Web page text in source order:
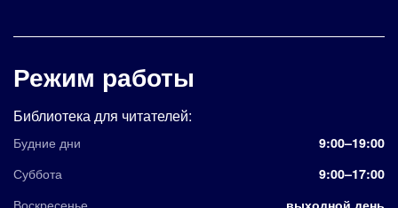
Режим работы
Библиотека для читателей:
Будние дни 9:00–19:00
Суббота 9:00–17:00
Воскресенье выходной день